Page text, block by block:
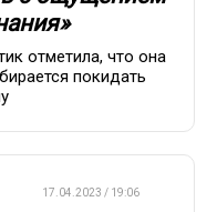
отметила, что она
покидать
17.04.2023 / 19:06